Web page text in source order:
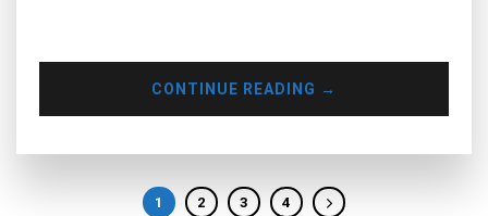
CONTINUE READING →
1 2 3 4